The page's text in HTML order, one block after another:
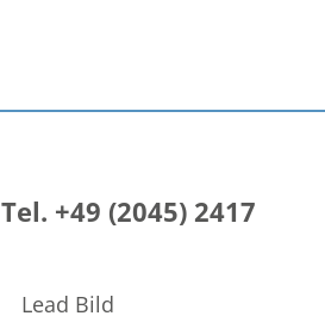
Tel. +49 (2045) 2417